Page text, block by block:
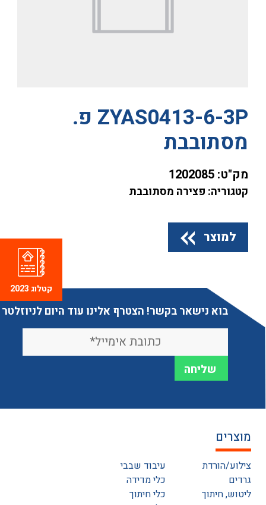
ZYAS0413-6-3P פ.
מסתובבת
מק"ט: 1202085
קטגוריה: פצירה מסתובבת
למוצר
בוא נישאר בקשר! הצטרף אלינו עוד היום לניוזלטר
מוצרים
צילוע/הורדת
גרדים
ליטוש, חיתוך
עיבוד שבבי
כלי מדידה
כלי חיתוך
קטלוג 2023